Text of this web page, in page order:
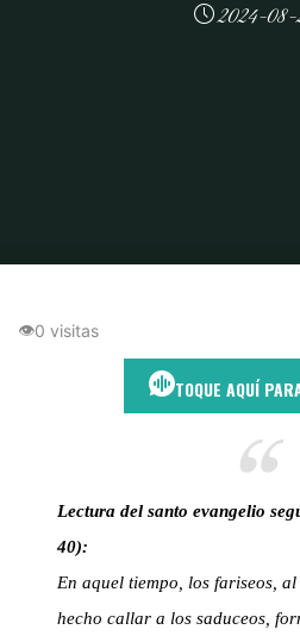
2024-08-
👁0 visitas
TOQUE AQUÍ
Lectura del santo evangelio
40):
En aquel tiempo, los fariseos,
hecho callar a los saduceos,